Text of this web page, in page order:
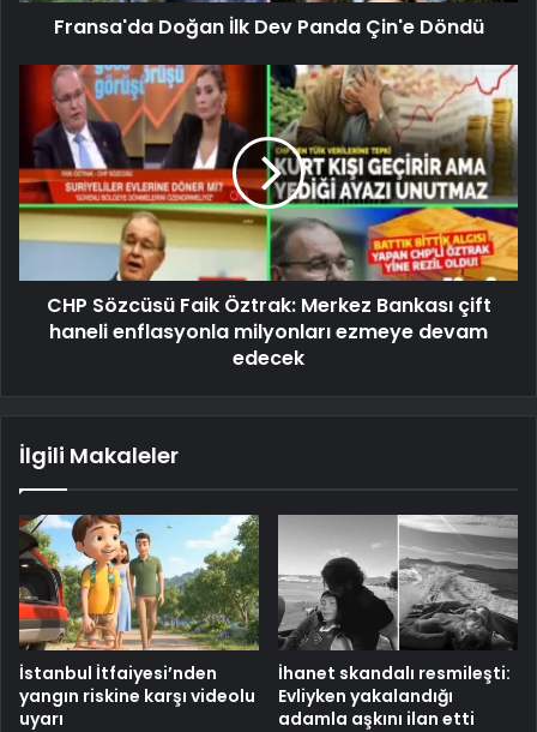
Fransa'da Doğan İlk Dev Panda Çin'e Döndü
CHP Sözcüsü Faik Öztrak: Merkez Bankası çift
haneli enflasyonla milyonları ezmeye devam
edecek
İlgili Makaleler
İstanbul İtfaiyesi’nden
yangın riskine karşı videolu
uyarı
İhanet skandalı resmileşti:
Evliyken yakalandığı
adamla aşkını ilan etti